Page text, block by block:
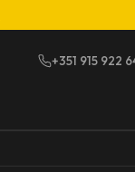
+351 915 922